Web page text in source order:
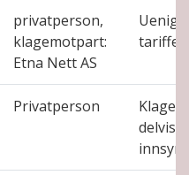
privatperson,
klagemotpart:
Etna Nett AS
Privatperson
Klage
delvis
innsyn